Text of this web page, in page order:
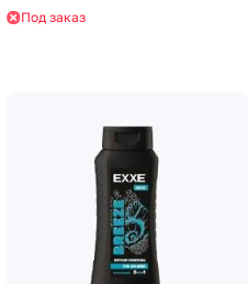
Под заказ